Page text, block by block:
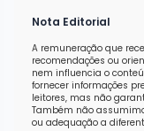
Nota Editorial
A remuneração que
recomendações ou
nem influencia o
fornecer informações
leitores, mas não
Também não
ou adequação a